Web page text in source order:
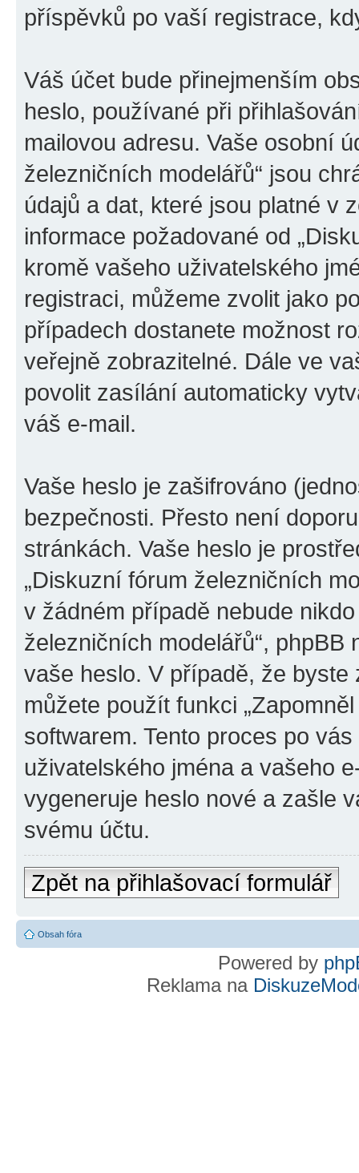
příspěvků po vaší registrace,
Váš účet bude přinejmenším
heslo, používané při
mailovou adresu. Vaše osobní
železničních modelářů“ jsou
údajů a dat, které jsou platné v
informace požadované od
kromě vašeho uživatelského
registraci, můžeme zvolit jako
případech dostanete možnost
veřejně zobrazitelné. Dále ve
povolit zasílání automaticky
váš e-mail.
Vaše heslo je zašifrováno
bezpečnosti. Přesto není
stránkách. Vaše heslo je
„Diskuzní fórum železničních
v žádném případě nebude
železničních modelářů“,
vaše heslo. V případě, že
můžete použít funkci
softwarem. Tento proces po
uživatelského jména a vašeho
vygeneruje heslo nové a zašle
svému účtu.
Zpět na přihlašovací formulář
Obsah fóra
Powered by
Reklama na